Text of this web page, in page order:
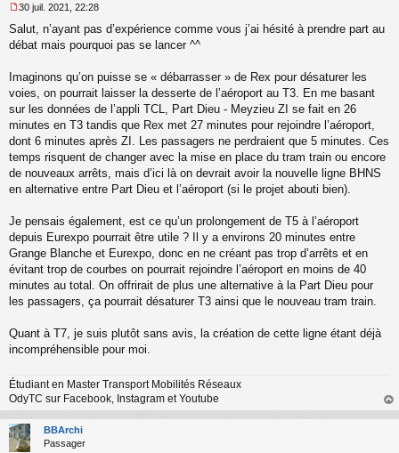
e
s
g
e
n
o
n
u
30 juil. 2021, 22:28
Salut, n’ayant pas d’expérience comme vous j’ai hésité à prendre part au
débat mais pourquoi pas se lancer ^^
Imaginons qu’on puisse se « débarrasser » de Rex pour désaturer les
voies, on pourrait laisser la desserte de l’aéroport au T3. En me basant
sur les données de l’appli TCL, Part Dieu - Meyzieu ZI se fait en 26
minutes en T3 tandis que Rex met 27 minutes pour rejoindre l’aéroport,
dont 6 minutes après ZI. Les passagers ne perdraient que 5 minutes. Ces
temps risquent de changer avec la mise en place du tram train ou encore
de nouveaux arrêts, mais d’ici là on devrait avoir la nouvelle ligne BHNS
en alternative entre Part Dieu et l’aéroport (si le projet abouti bien).
Je pensais également, est ce qu’un prolongement de T5 à l’aéroport
depuis Eurexpo pourrait être utile ? Il y a environs 20 minutes entre
Grange Blanche et Eurexpo, donc en ne créant pas trop d’arrêts et en
évitant trop de courbes on pourrait rejoindre l’aéroport en moins de 40
minutes au total. On offrirait de plus une alternative à la Part Dieu pour
les passagers, ça pourrait désaturer T3 ainsi que le nouveau tram train.
Quant à T7, je suis plutôt sans avis, la création de cette ligne étant déjà
incompréhensible pour moi.
Étudiant en Master Transport Mobilités Réseaux
OdyTC sur Facebook, Instagram et Youtube
au
BBArchi
Passager